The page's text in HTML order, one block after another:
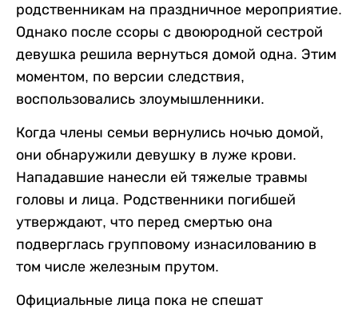
родственникам на праздничное мероприятие.
Однако после ссоры с двоюродной сестрой
девушка решила вернуться домой одна. Этим
моментом, по версии следствия,
воспользовались злоумышленники.
Когда члены семьи вернулись ночью домой,
они обнаружили девушку в луже крови.
Нападавшие нанесли ей тяжелые травмы
головы и лица. Родственники погибшей
утверждают, что перед смертью она
подверглась групповому изнасилованию в
том числе железным прутом.
Официальные лица пока не спешат